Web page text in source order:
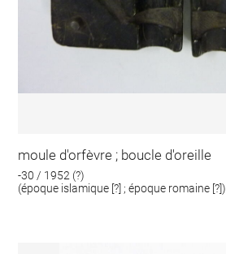
moule d'orfèvre ; boucle d'oreille
-30 / 1952 (?)
(époque islamique [?] ; époque romaine [?])